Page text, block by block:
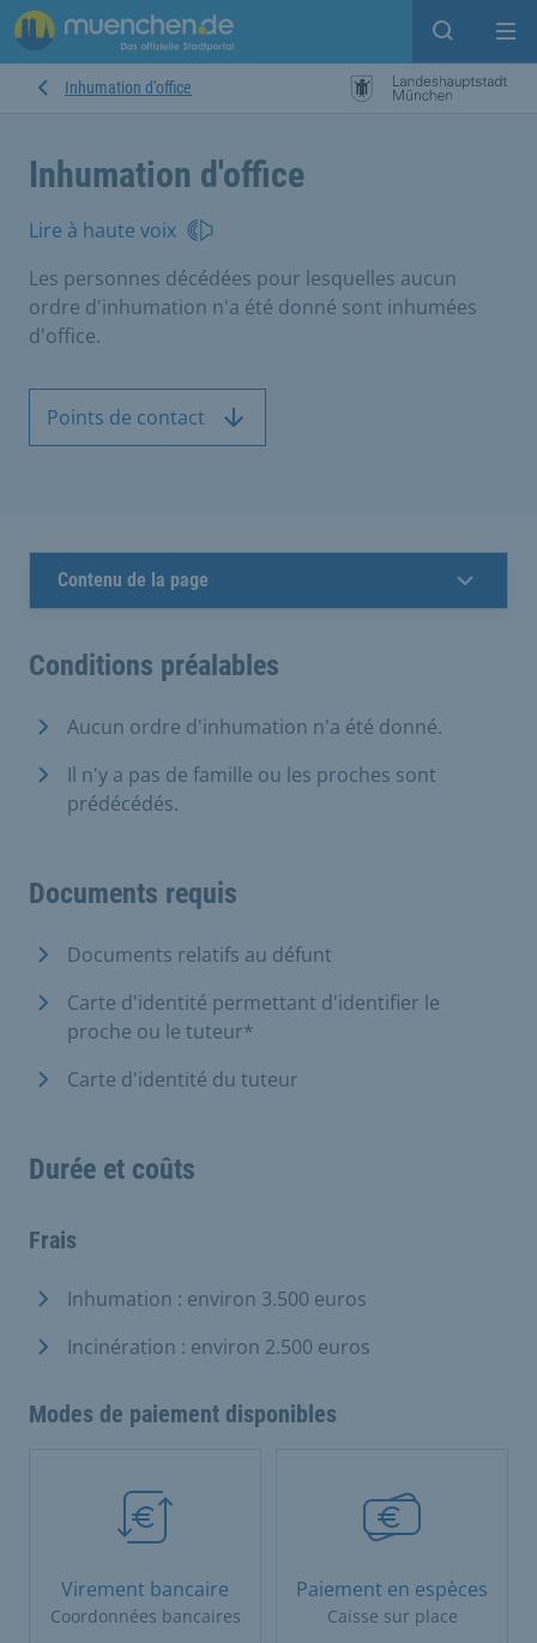
Open
Inhumation d'office
Inhumation d'office
Lire à haute voix
Les personnes décédées pour lesquelles aucun
ordre d'inhumation n'a été donné sont inhumées
d'office.
Points de contact
Contenu de la page
Conditions préalables
Aucun ordre d'inhumation n'a été donné.
Il n'y a pas de famille ou les proches sont
prédécédés.
Documents requis
Documents relatifs au défunt
Carte d'identité permettant d'identifier le
proche ou le tuteur*
Carte d'identité du tuteur
Durée et coûts
Frais
Inhumation : environ 3.500 euros
Incinération : environ 2.500 euros
Modes de paiement disponibles
Virement bancaire
Coordonnées bancaires
Paiement en espèces
Caisse sur place